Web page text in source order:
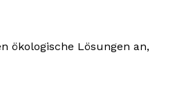
ökologische Lösungen an,